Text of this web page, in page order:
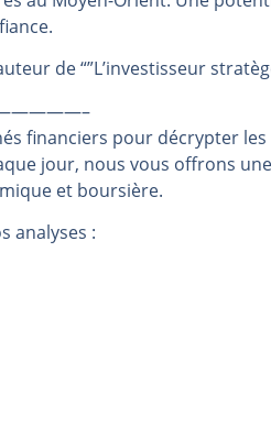
semaine | par Louis-Antoine
Hebdomadaire – Éric
Desclos – Market Movers
de “”L’investisseur
financiers pour décrypter
jour, nous vous offrons
et boursière.
analyses :